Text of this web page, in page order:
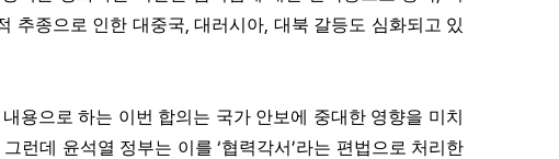
추종으로 인한 대중국, 대러시아, 대북 갈등도 심화되고 있
용으로 하는 이번 합의는 국가 안보에 중대한 영향을 미치
그런데 윤석열 정부는 이를 ‘협력각서’라는 편법으로 처리한